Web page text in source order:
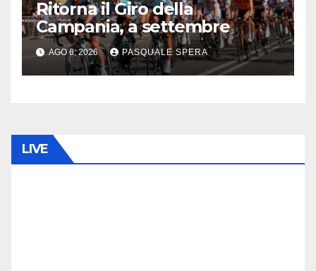
Ritorna il Giro della
Campania, a settembre
AGO 6, 2026 PASQUALE SPERA
LIVE